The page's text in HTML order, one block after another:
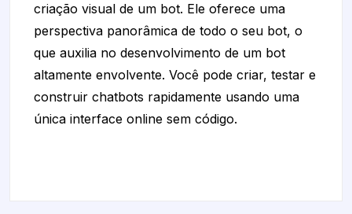
criação visual de um bot. Ele oferece uma
perspectiva panorâmica de todo o seu bot, o
que auxilia no desenvolvimento de um bot
altamente envolvente. Você pode criar, testar e
construir chatbots rapidamente usando uma
única interface online sem código.